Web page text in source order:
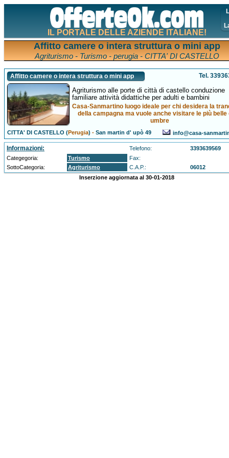
IL PORTALE DELLE AZIENDE ITALIANE!
Affitto camere o intera struttura o mini app
Agriturismo - Turismo - perugia - CITTA' DI CASTELLO
Affitto camere o intera struttura o mini app Tel.
Agriturismo alle porte di città di castello conduzione
familiare attività didattiche per adulti e bambini
Casa-Sanmartino luogo ideale per chi desidera la
della campagna ma vuole anche visitare le più belle
umbre
CITTA' DI CASTELLO (Perugia) -San martin d' upò 49 info@casa-
Informazioni: Telefono:
3393639569
Categegoria:
Turismo
Fax:
SottoCategoria:
Agriturismo C.A.P.:
06012
Inserzione aggiornata al 30-01-2018